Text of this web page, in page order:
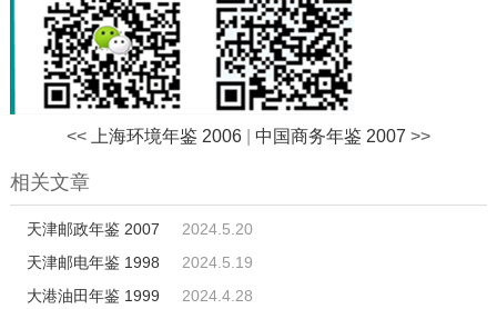
其他
<< 上海环境年鉴 2006 中国商务年鉴 2007 >>
相关文章
天津邮政年鉴 2007
2024.5.20
天津邮电年鉴 1998
2024.5.19
大港油田年鉴 1999
2024.4.28